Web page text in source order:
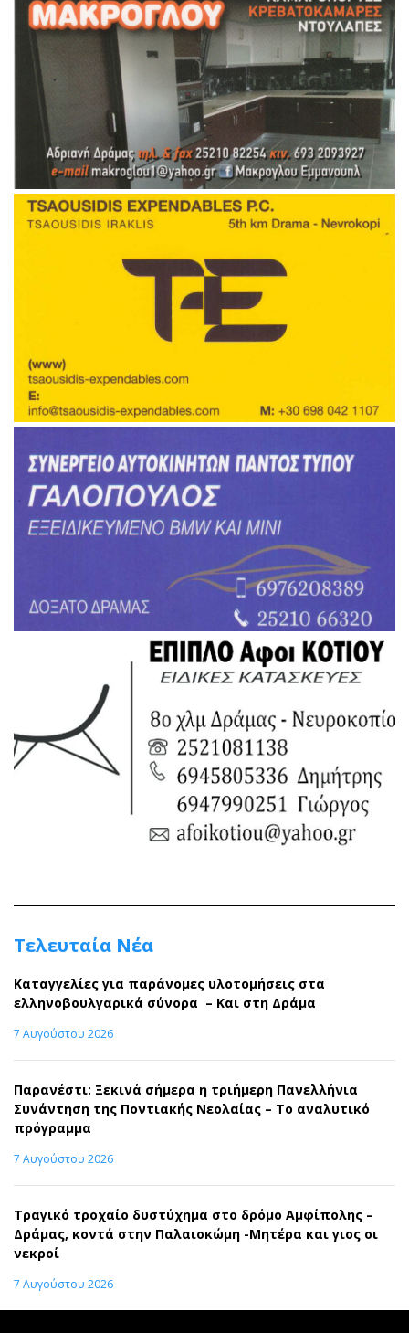
Τελευταία Νέα
Καταγγελίες για παράνομες υλοτομήσεις στα
ελληνοβουλγαρικά σύνορα – Και στη Δράμα
7 Αυγούστου 2026
Παρανέστι: Ξεκινά σήμερα η τριήμερη Πανελλήνια
Συνάντηση της Ποντιακής Νεολαίας – Το αναλυτικό
πρόγραμμα
7 Αυγούστου 2026
Τραγικό τροχαίο δυστύχημα στο δρόμο Αμφίπολης –
Δράμας, κοντά στην Παλαιοκώμη -Μητέρα και γιος οι
νεκροί
7 Αυγούστου 2026